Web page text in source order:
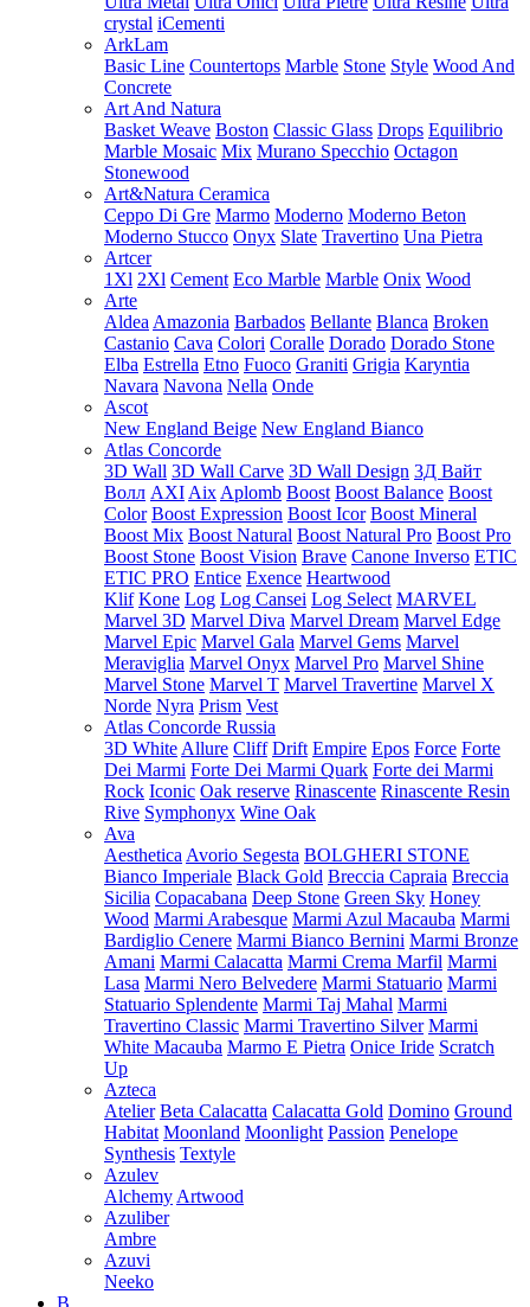
crystal iCementi
ArkLam
Basic Line Countertops Marble Stone Style Wood And
Concrete
Art And Natura
Basket Weave Boston Classic Glass Drops Equilibrio
Marble Mosaic Mix Murano Specchio Octagon
Stonewood
Art&Natura Ceramica
Ceppo Di Gre Marmo Moderno Moderno Beton
Moderno Stucco Onyx Slate Travertino Una Pietra
Artcer
1Xl 2Xl Cement Eco Marble Marble Onix Wood
Arte
Aldea Amazonia Barbados Bellante Blanca Broken
Castanio Cava Colori Coralle Dorado Dorado Stone
Elba Estrella Etno Fuoco Graniti Grigia Karyntia
Navara Navona Nella Onde
Ascot
New England Beige New England Bianco
Atlas Concorde
3D Wall 3D Wall Carve 3D Wall Design 3Д Вайт
Волл AXI Aix Aplomb Boost Boost Balance Boost
Color Boost Expression Boost Icor Boost Mineral
Boost Mix Boost Natural Boost Natural Pro Boost Pro
Boost Stone Boost Vision Brave Canone Inverso ETIC
ETIC PRO Entice Exence Heartwood
Klif Kone Log Log Cansei Log Select MARVEL
Marvel 3D Marvel Diva Marvel Dream Marvel Edge
Marvel Epic Marvel Gala Marvel Gems Marvel
Meraviglia Marvel Onyx Marvel Pro Marvel Shine
Marvel Stone Marvel T Marvel Travertine Marvel X
Norde Nyra Prism Vest
Atlas Concorde Russia
3D White Allure Cliff Drift Empire Epos Force Forte
Dei Marmi Forte Dei Marmi Quark Forte dei Marmi
Rock Iconic Oak reserve Rinascente Rinascente Resin
Rive Symphonyx Wine Oak
Ava
Aesthetica Avorio Segesta BOLGHERI STONE
Bianco Imperiale Black Gold Breccia Capraia Breccia
Sicilia Copacabana Deep Stone Green Sky Honey
Wood Marmi Arabesque Marmi Azul Macauba Marmi
Bardiglio Cenere Marmi Bianco Bernini Marmi Bronze
Amani Marmi Calacatta Marmi Crema Marfil Marmi
Lasa Marmi Nero Belvedere Marmi Statuario Marmi
Statuario Splendente Marmi Taj Mahal Marmi
Travertino Classic Marmi Travertino Silver Marmi
White Macauba Marmo E Pietra Onice Iride Scratch
Up
Azteca
Atelier Beta Calacatta Calacatta Gold Domino Ground
Habitat Moonland Moonlight Passion Penelope
Synthesis Textyle
Azulev
Alchemy Artwood
Azuliber
Ambre
Azuvi
Neeko